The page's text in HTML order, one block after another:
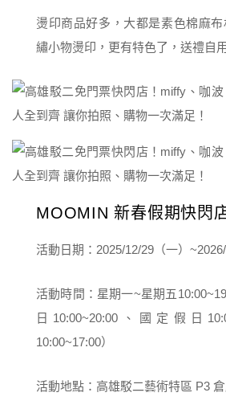
燙印商品好多，大都是素色棉麻布
繡小物燙印，更有特色了，送禮自
MOOMIN 新春假期快閃
活動日期：2025/12/29（一）~2026/
活動時間：星期一~星期五
日10:00~20:00、國定假日
10:00~17:00）
活動地點：高雄駁二藝術特區 P3